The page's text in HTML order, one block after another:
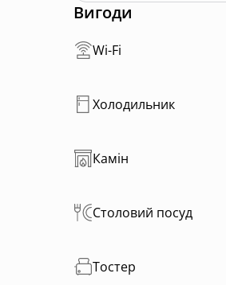
Вигоди
Wi-Fi
Холодильник
Камін
Столовий посуд
Тостер